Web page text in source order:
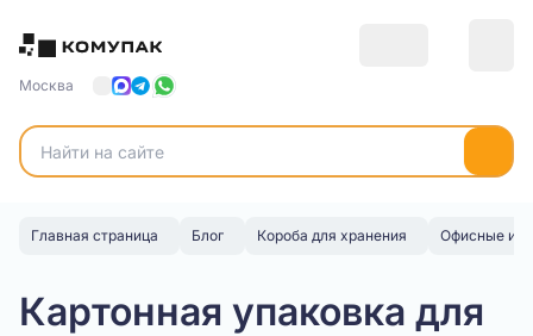
Москва
Главная страница Блог Короба для хранения Офисные и
Картонная упаковка для